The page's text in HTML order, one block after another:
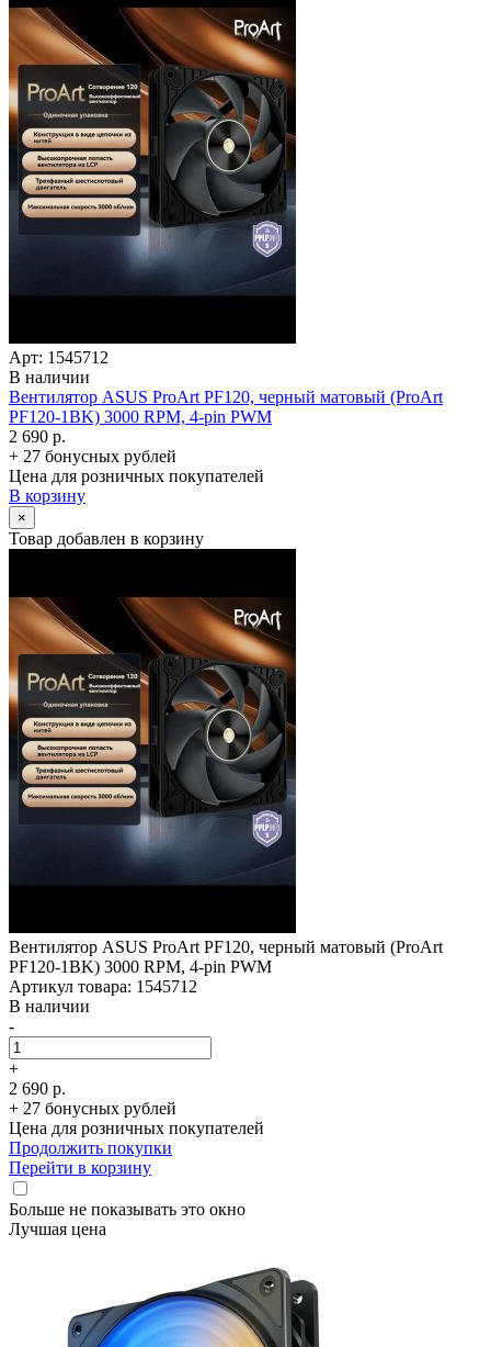
Арт: 1545712
В наличии
Вентилятор ASUS ProArt PF120, черный матовый (ProArt
PF120-1BK) 3000 RPM, 4-pin PWM
2 690 р.
+ 27 бонусных рублей
Цена для розничных покупателей
В корзину
×
Товар добавлен в корзину
Вентилятор ASUS ProArt PF120, черный матовый (ProArt
PF120-1BK) 3000 RPM, 4-pin PWM
Артикул товара: 1545712
В наличии
-
+
2 690 р.
+ 27 бонусных рублей
Цена для розничных покупателей
Продолжить покупки
Перейти в корзину
Больше не показывать это окно
Лучшая цена